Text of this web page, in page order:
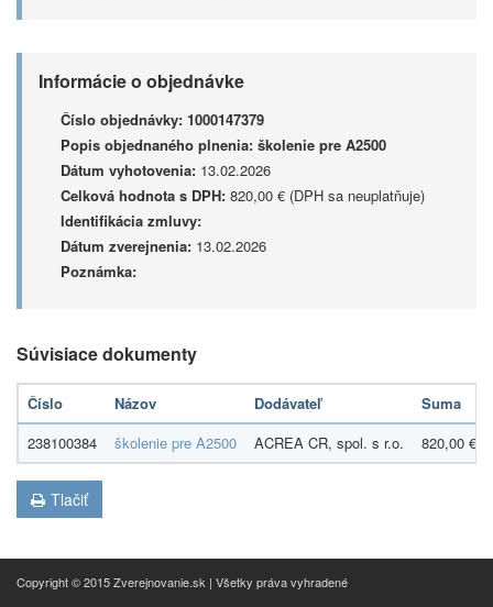
Informácie o objednávke
Číslo objednávky: 1000147379
Popis objednaného plnenia: školenie pre A2500
Dátum vyhotovenia: 13.02.2026
Celková hodnota s DPH: 820,00 € (DPH sa neuplatňuje)
Identifikácia zmluvy:
Dátum zverejnenia: 13.02.2026
Poznámka:
Súvisiace dokumenty
Číslo Názov Dodávateľ
Suma
238100384
školenie pre A2500 ACREA CR, spol. s r.o. 820,00 €
Tlačiť
Copyright © 2015 Zverejnovanie.sk | Všetky práva vyhradené